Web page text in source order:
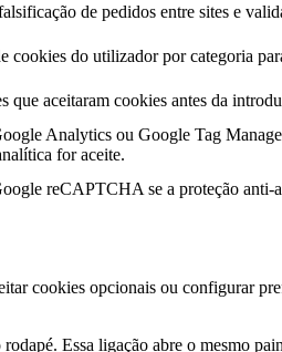
de pedidos entre sites e
cookies do utilizador por categoria
que aceitaram cookies antes da
Analytics ou Google Tag
for aceite.
reCAPTCHA se a proteção anti-
cookies opcionais ou configurar
Essa ligação abre o mesmo